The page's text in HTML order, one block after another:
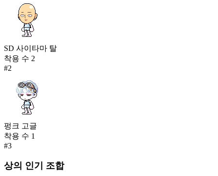
SD 사이타마 탈
착용 수 2
#2
펑크 고글
착용 수 1
#3
상의 인기 조합